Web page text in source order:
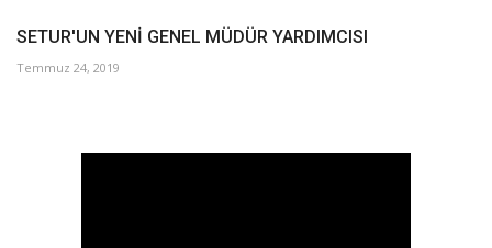
SETUR'UN YENİ GENEL MÜDÜR YARDIMCISI
Temmuz 24, 2019